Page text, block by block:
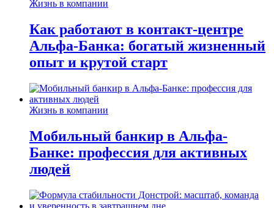
Жизнь в компании
Как работают в контакт-центре
Альфа-Банка: богатый жизненный
опыт и крутой старт
Жизнь в компании
Мобильный банкир в Альфа-
Банке: профессия для активных
людей